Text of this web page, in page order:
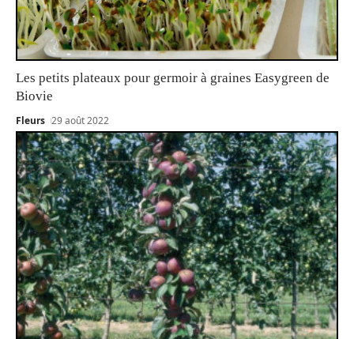
Les petits plateaux pour germoir à graines Easygreen de
Biovie
Fleurs 29 août 2022